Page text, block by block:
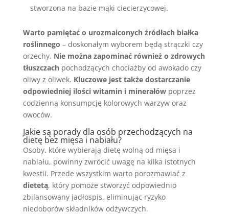
stworzona na bazie mąki ciecierzycowej.
Warto pamiętać o urozmaiconych źródłach białka
roślinnego – doskonałym wyborem będą strączki czy
orzechy. Nie można zapominać również o zdrowych
tłuszczachpochodzących chociażby od awokado czy
oliwy z oliwek. Kluczowe jest także dostarczanie
odpowiedniej ilości witamin i minerałówpoprzez
codzienną konsumpcję kolorowych warzyw oraz
owoców.
Jakie są porady dla osób przechodzących na
dietę bez mięsa i nabiału?
Osoby, które wybierają dietę wolną od mięsa i
nabiału, powinny zwrócić uwagę na kilka istotnych
kwestii. Przede wszystkim warto porozmawiać z
dietetą, który pomoże stworzyć odpowiednio
zbilansowany jadłospis, eliminując ryzyko
niedoborów składników odżywczych.